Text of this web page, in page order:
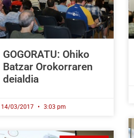
GOGORATU: Ohiko
Batzar Orokorraren
deialdia
14/03/2017 3:03 pm